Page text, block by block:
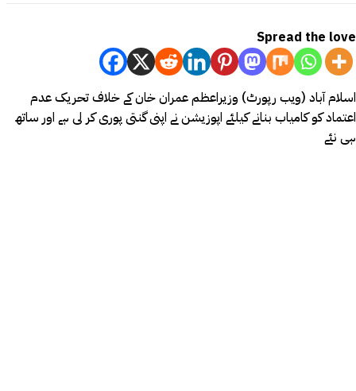
Spread the love
اسلام آباد (ویب رپورٹ) وزیراعظم عمران خان کے خلاف تحریک عدم
اعتماد کو کامیاب بنانے کیلئے اپوزیشن نے اپنی گنتی پوری کر لی ہے اور ساتھ
ہی نئے